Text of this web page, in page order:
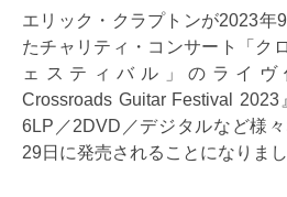
エリック・クラプトンが2023年
たチャリティ・コンサート「ク
ェスティバル」のライヴ
Crossroads Guitar Festival
6LP／2DVD／デジタルなど様
29日に発売されることになりまし